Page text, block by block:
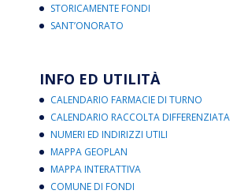
STORICAMENTE FONDI
SANT’ONORATO
INFO ED UTILITÀ
CALENDARIO FARMACIE DI TURNO
CALENDARIO RACCOLTA DIFFERENZIATA
NUMERI ED INDIRIZZI UTILI
MAPPA GEOPLAN
MAPPA INTERATTIVA
COMUNE DI FONDI